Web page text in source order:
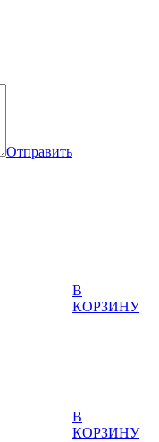
Отправить
В
КОРЗИНУ
В
КОРЗИНУ